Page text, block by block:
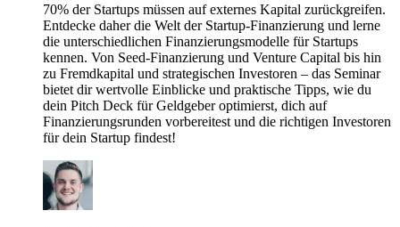
70% der Startups müssen auf externes Kapital zurückgreifen.
Entdecke daher die Welt der Startup-Finanzierung und lerne
die unterschiedlichen Finanzierungsmodelle für Startups
kennen. Von Seed-Finanzierung und Venture Capital bis hin
zu Fremdkapital und strategischen Investoren – das Seminar
bietet dir wertvolle Einblicke und praktische Tipps, wie du
dein Pitch Deck für Geldgeber optimierst, dich auf
Finanzierungsrunden vorbereitest und die richtigen Investoren
für dein Startup findest!